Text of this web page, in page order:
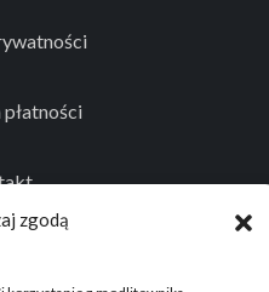
zgodą
płatności